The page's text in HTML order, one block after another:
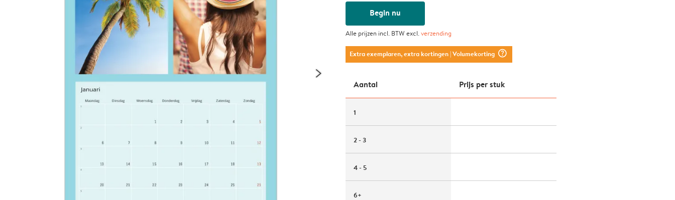
Begin nu
Alle prijzen incl. BTW excl.verzending
Extra exemplaren, extra kortingen| Volumekorting question_mark_circle
Aantal Prijs per stuk
1
2 - 3
4 - 5
6+